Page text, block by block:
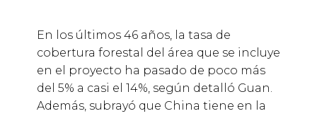
En los últimos 46 años, la tasa de
cobertura forestal del área que se incluye
en el proyecto ha pasado de poco más
del 5% a casi el 14%, según detalló Guan.
Además, subrayó que China tiene en la